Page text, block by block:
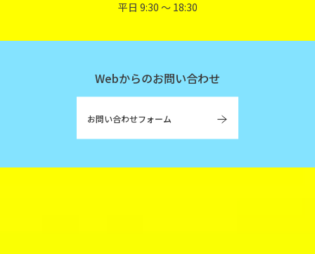
平日 9:30 〜 18:30
Webからのお問い合わせ
お問い合わせフォーム